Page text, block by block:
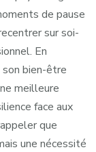
de pause
sur soi-
En
son bien-être
meilleure
face aux
que
une nécessité